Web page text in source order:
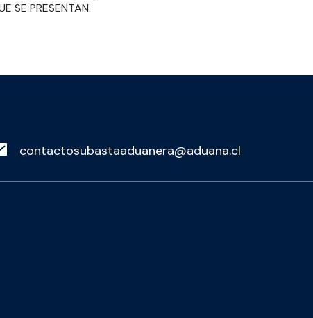
SE PRESENTAN.
contactosubastaaduanera@aduana.cl